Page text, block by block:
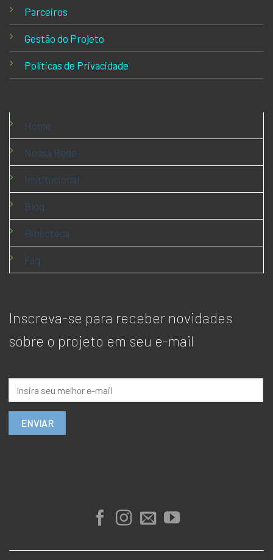
Parceiros
Gestão do Projeto
Políticas de Privacidade
Home
Nossa Rede
Institucional
Blog
Biblioteca
Faq
Inscreva-se para receber novidades
sobre o projeto em seu e-mail